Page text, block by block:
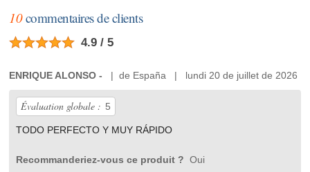
10commentaires de clients
4.9 / 5
ENRIQUE ALONSO - | de España | lundi 20 de juillet de 2026
Évaluation globale : 5
TODO PERFECTO Y MUY RÁPIDO
Recommanderiez-vous ce produit ? Oui